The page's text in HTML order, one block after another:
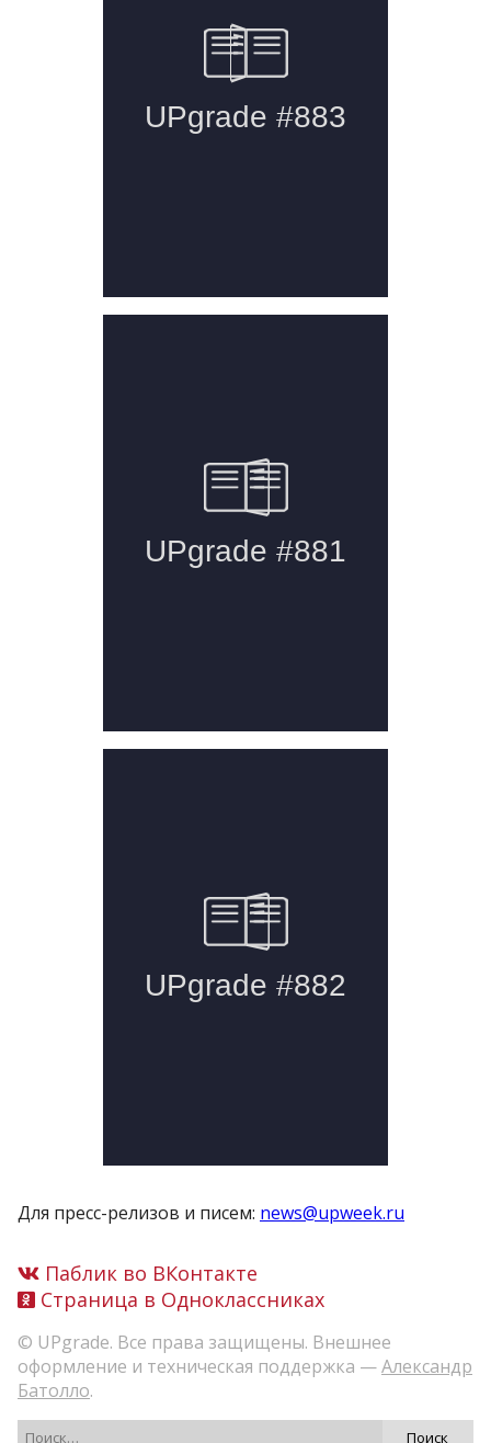
Для пресс-релизов и писем: news@upweek.ru
Паблик во ВКонтакте
Страница в Одноклассниках
© UPgrade. Все права защищены. Внешнее
оформление и техническая поддержка —Александр
Батолло.